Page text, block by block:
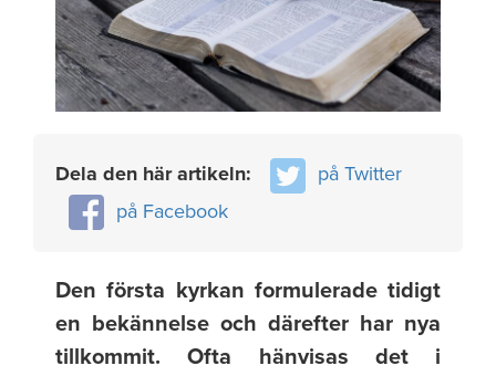
Dela den här artikeln:
på Twitter
på Facebook
Den första kyrkan formulerade tidigt
en bekännelse och därefter har nya
tillkommit. Ofta hänvisas det i